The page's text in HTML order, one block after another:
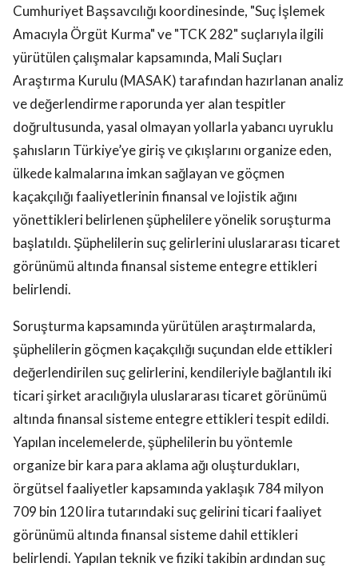
Cumhuriyet Başsavcılığı koordinesinde, "Suç İşlemek
Amacıyla Örgüt Kurma" ve "TCK 282" suçlarıyla ilgili
yürütülen çalışmalar kapsamında, Mali Suçları
Araştırma Kurulu (MASAK) tarafından hazırlanan analiz
ve değerlendirme raporunda yer alan tespitler
doğrultusunda, yasal olmayan yollarla yabancı uyruklu
şahısların Türkiye’ye giriş ve çıkışlarını organize eden,
ülkede kalmalarına imkan sağlayan ve göçmen
kaçakçılığı faaliyetlerinin finansal ve lojistik ağını
yönettikleri belirlenen şüphelilere yönelik soruşturma
başlatıldı. Şüphelilerin suç gelirlerini uluslararası ticaret
görünümü altında finansal sisteme entegre ettikleri
belirlendi.
Soruşturma kapsamında yürütülen araştırmalarda,
şüphelilerin göçmen kaçakçılığı suçundan elde ettikleri
değerlendirilen suç gelirlerini, kendileriyle bağlantılı iki
ticari şirket aracılığıyla uluslararası ticaret görünümü
altında finansal sisteme entegre ettikleri tespit edildi.
Yapılan incelemelerde, şüphelilerin bu yöntemle
organize bir kara para aklama ağı oluşturdukları,
örgütsel faaliyetler kapsamında yaklaşık 784 milyon
709 bin 120 lira tutarındaki suç gelirini ticari faaliyet
görünümü altında finansal sisteme dahil ettikleri
belirlendi. Yapılan teknik ve fiziki takibin ardından suç